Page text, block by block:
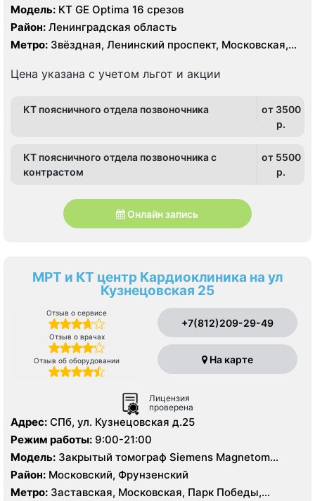
Модель: КТ GE Optima 16 срезов
Район: Ленинградская область
Метро: Звёздная, Ленинский проспект, Московская,
Цена указана с учетом льгот и акции
КТ поясничного отдела позвоночника
от 3500
p.
КТ поясничного отдела позвоночника с
контрастом
от 5500
p.
Онлайн запись
МРТ и КТ центр Кардиоклиника на ул
Кузнецовская 25
Отзыв о сервисе
Отзыв о врачах
Отзыв об оборудовании
+7(812)209-29-49
На карте
Лицензия
проверена
Адрес: СПб, ул. Кузнецовская д.25
Режим работы: 9:00-21:00
Модель: Закрытый томограф Siemens Magnetom
Avanto 1.5 Тесла, КТ Siemens Somatom Perspective 64
Район: Московский, Фрунзенский
Метро: Заставская, Московская, Парк Победы,